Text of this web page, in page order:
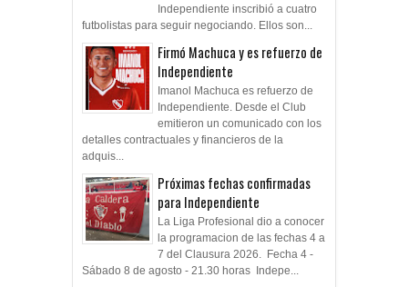
Independiente inscribió a cuatro
futbolistas para seguir negociando. Ellos son...
Firmó Machuca y es refuerzo de
Independiente
Imanol Machuca es refuerzo de
Independiente. Desde el Club
emitieron un comunicado con los
detalles contractuales y financieros de la
adquis...
Próximas fechas confirmadas
para Independiente
La Liga Profesional dio a conocer
la programacion de las fechas 4 a
7 del Clausura 2026. Fecha 4 -
Sábado 8 de agosto - 21.30 horas Indepe...